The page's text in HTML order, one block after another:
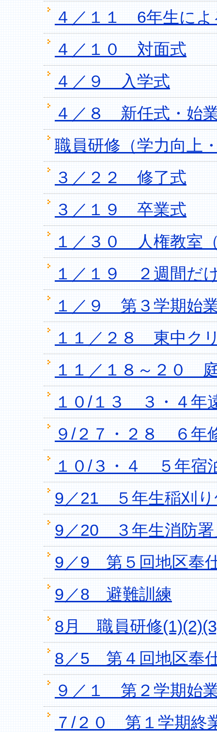
４／１１ 6年生によ
４／１０ 対面式
４／９ 入学式
４／８ 新任式・始
職員研修（学力向上
３／２２ 修了式
３／１９ 卒業式
１／３０ 人権教室
１／１９ ２週間だ
１／９ 第３学期始
１１／２８ 東中ク
１１／１８～２０
１０/１３ ３・４年
９/２７・２８ ６年
１０/３・４ ５年宿
9／21 ５年生稲刈り
9／20 ３年生消防署
9／9 第５回地区奉
9／8 避難訓練
8月 職員研修
8／5 第４回地区奉
９／１ 第２学期始
７/２０ 第１学期終